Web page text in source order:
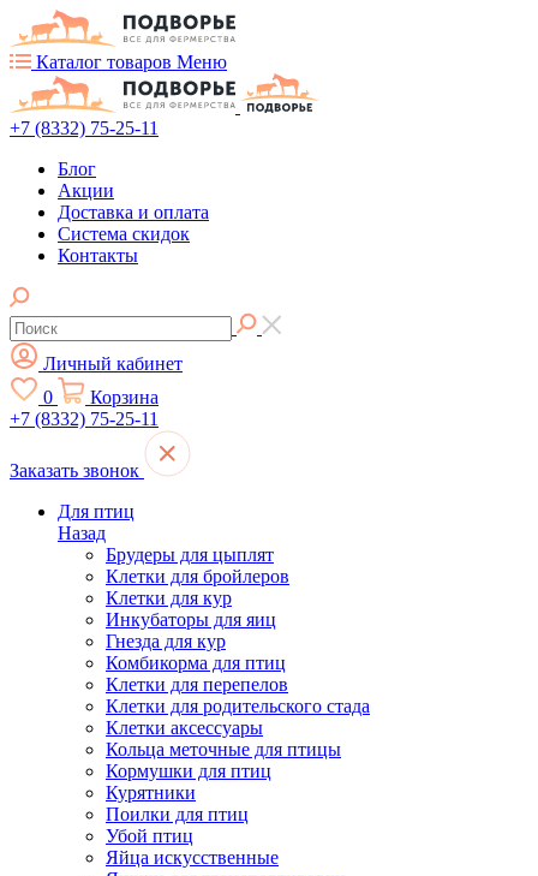
Каталог товаров Меню
+7 (8332) 75-25-11
Блог
Акции
Доставка и оплата
Система скидок
Контакты
Личный кабинет
0
Корзина
+7 (8332) 75-25-11
Заказать звонок
Для птиц
Назад
Брудеры для цыплят
Клетки для бройлеров
Клетки для кур
Инкубаторы для яиц
Гнезда для кур
Комбикорма для птиц
Клетки для перепелов
Клетки для родительского стада
Клетки аксессуары
Кольца меточные для птицы
Кормушки для птиц
Курятники
Поилки для птиц
Убой птиц
Яйца искусственные